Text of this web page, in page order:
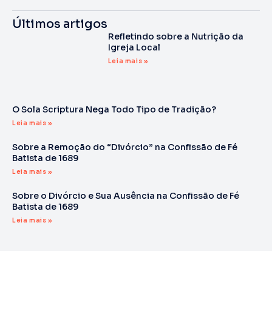
Últimos artigos
Refletindo sobre a Nutrição da
Igreja Local
Leia mais »
O Sola Scriptura Nega Todo Tipo de Tradição?
Leia mais »
Sobre a Remoção do “Divórcio” na Confissão de Fé
Batista de 1689
Leia mais »
Sobre o Divórcio e Sua Ausência na Confissão de Fé
Batista de 1689
Leia mais »